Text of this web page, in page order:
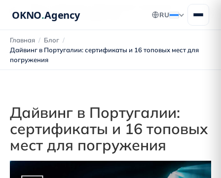
OKNO.Agency RU
Главная / Блог /
Дайвинг в Португалии: сертификаты и 16 топовых мест для
погружения
ВНЖ, ПМЖ и гражданства
Дайвинг в Португалии:
сертификаты и 16 топовых
мест для погружения